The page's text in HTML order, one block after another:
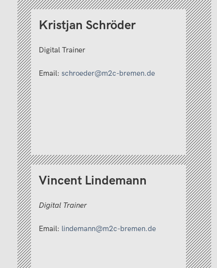
Kristjan Schröder
Digital Trainer
Email: schroeder@m2c-bremen.de
Vincent Lindemann
Digital Trainer
Email: lindemann@m2c-bremen.de